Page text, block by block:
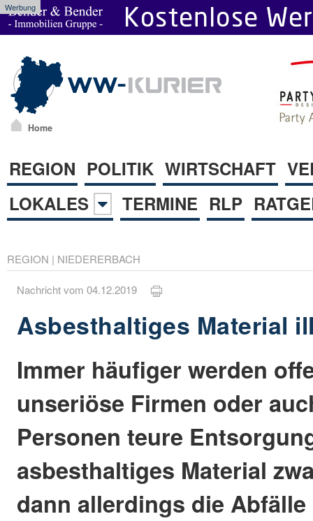
Werbung
Home
REGION POLITIK WIRTSCHAFT
LOKALES
TERMINE RLP
REGION | NIEDERERBACH
Nachricht vom 04.12.2019
Asbesthaltiges Material
Immer häufiger werden
unseriöse Firmen oder
Personen teure
asbesthaltiges Material
dann allerdings die